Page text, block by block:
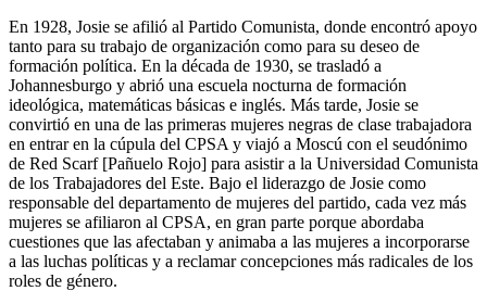
En 1928, Josie se afilió al Partido Comunista, donde encontró apoyo
tanto para su trabajo de organización como para su deseo de
formación política. En la década de 1930, se trasladó a
Johannesburgo y abrió una escuela nocturna de formación
ideológica, matemáticas básicas e inglés. Más tarde, Josie se
convirtió en una de las primeras mujeres negras de clase trabajadora
en entrar en la cúpula del CPSA y viajó a Moscú con el seudónimo
de Red Scarf [Pañuelo Rojo] para asistir a la Universidad Comunista
de los Trabajadores del Este. Bajo el liderazgo de Josie como
responsable del departamento de mujeres del partido, cada vez más
mujeres se afiliaron al CPSA, en gran parte porque abordaba
cuestiones que las afectaban y animaba a las mujeres a incorporarse
a las luchas políticas y a reclamar concepciones más radicales de los
roles de género.